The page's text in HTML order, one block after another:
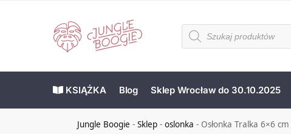
KSIĄŻKA Blog Sklep Wrocław do 30.10.2025
Jungle Boogie -Sklep -oslonka - Osłonka Tralka 6×6 cm